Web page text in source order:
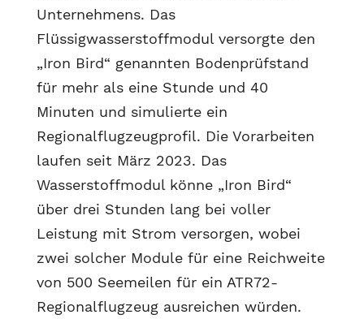
Unternehmens. Das
Flüssigwasserstoffmodul versorgte den
„Iron Bird“ genannten Bodenprüfstand
für mehr als eine Stunde und 40
Minuten und simulierte ein
Regionalflugzeugprofil. Die Vorarbeiten
laufen seit März 2023. Das
Wasserstoffmodul könne „Iron Bird“
über drei Stunden lang bei voller
Leistung mit Strom versorgen, wobei
zwei solcher Module für eine Reichweite
von 500 Seemeilen für ein ATR72-
Regionalflugzeug ausreichen würden.